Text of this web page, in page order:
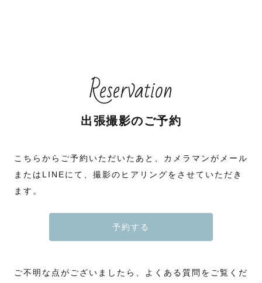
Reservation
出張撮影のご予約
こちらからご予約いただいたあと、カメラマンがメール
またはLINEにて、撮影のヒアリングをさせていただき
ます。
予約する
ご不明な点がございましたら、よくある質問をご覧くだ